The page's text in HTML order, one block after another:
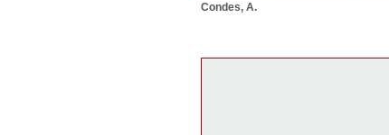
Condes, A.